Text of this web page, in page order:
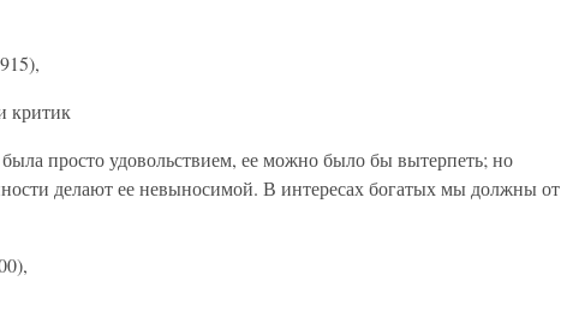
критик
просто удовольствием, ее можно было бы вытерпеть; но
делают ее невыносимой. В интересах богатых мы должны от